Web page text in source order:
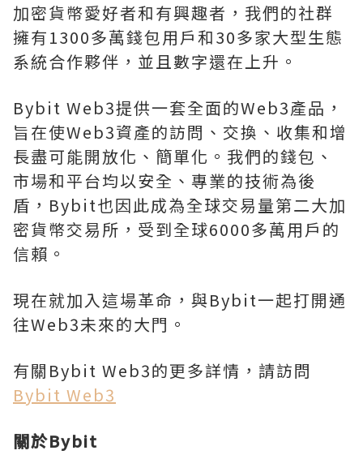
加密貨幣愛好者和有興趣者，我們的社群
擁有1300多萬錢包用戶和30多家大型生態
系統合作夥伴，並且數字還在上升。
Bybit Web3提供一套全面的Web3產品，
旨在使Web3資產的訪問、交換、收集和增
長盡可能開放化、簡單化。我們的錢包、
市場和平台均以安全、專業的技術為後
盾，Bybit也因此成為全球交易量第二大加
密貨幣交易所，受到全球6000多萬用戶的
信賴。
現在就加入這場革命，與Bybit一起打開通
往Web3未來的大門。
有關Bybit Web3的更多詳情，請訪問
Bybit Web3
關於Bybit